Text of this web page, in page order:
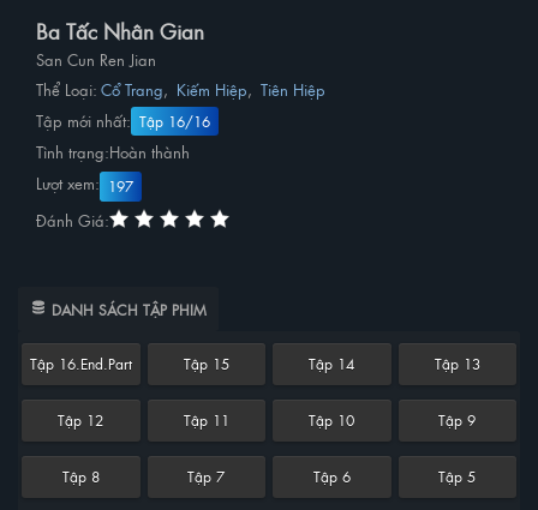
Ba Tấc Nhân Gian
San Cun Ren Jian
Thể Loại: Cổ Trang, Kiếm Hiệp, Tiên Hiệp
Tập mới nhất: Tập 16/16
Tình trạng:Hoàn thành
Lượt xem: 197
Đánh Giá:
DANH SÁCH TẬP PHIM
Tập 16.End.Part Tập 15 Tập 14 Tập 13
Tập 12 Tập 11 Tập 10 Tập 9
Tập 8 Tập 7 Tập 6 Tập 5